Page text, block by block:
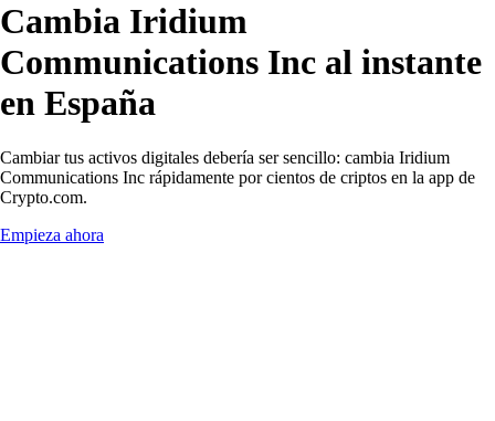
Cambia Iridium
Communications Inc al instante
en España
Cambiar tus activos digitales debería ser sencillo: cambia Iridium
Communications Inc rápidamente por cientos de criptos en la app de
Crypto.com.
Empieza ahora